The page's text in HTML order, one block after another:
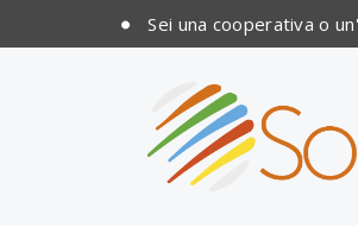
Sei una cooperativa o